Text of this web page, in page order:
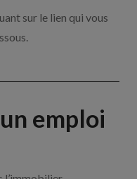
sur le lien qui vous
emploi